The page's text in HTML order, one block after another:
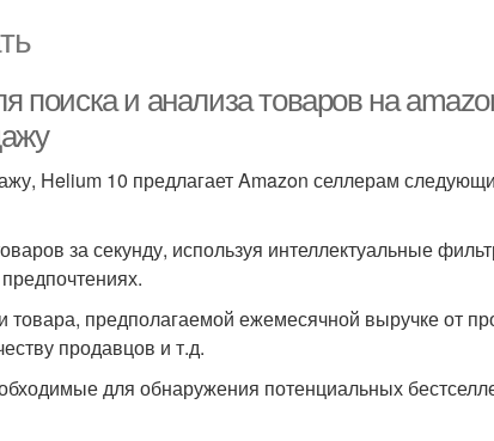
поиска и анализа товаров на
Helium 10 предлагает Amazon селлерам
за секунду, используя интеллектуальные
товара, предполагаемой ежемесячной выручке от
продавцов и т.д.
для обнаружения потенциальных